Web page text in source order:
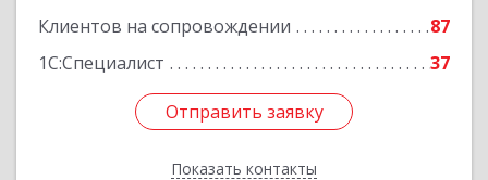
Клиентов на сопровождении
87
1С:Специалист
37
Отправить заявку
Показать контакты
Отправить заявку
Назад